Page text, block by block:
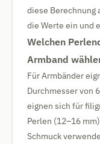
diese Berechnung
die Werte ein und
Welchen
Armband
Für Armbänder
Durchmesser von
eignen sich für
Perlen (12–16
Schmuck